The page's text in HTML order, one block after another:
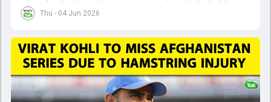
Thu - 04 Jun 2026
पुष्टि की है कि तेज गेंदबाज मोहम्मद सिराज पूरी तरह से फिट हैं और खेलने के लिए
उपलब्ध हैं। आईपीएल के दौरान लगी चोट के कारण उनके खेलने पर संदेह था,
सुथार और हर्ष दुबे को कुलदीप यादव और वाशिंगटन सुंदर के साथ प्लेइंग 11 में मौका
मिलने की प्रबल संभावना है। कप्तान शुभमन गिल विकेट की स्थिति को ध्यान में
रखते हुए अंतिम 11 का फैसला करेंगे। टीम में यशस्वी जायसवाल, केएल राहुल,
ऋषभ पंत और ध्रुव जुरेल जैसे खिलाड़ी भी शामिल हैं। यह टेस्ट मैच विश्व टेस्ट
चैंपियनशिप चक्र का हिस्सा नहीं है, लेकिन भारतीय टीम के लिए काफी महत्वपूर्ण